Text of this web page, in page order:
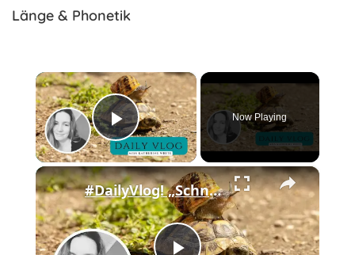
Länge & Phonetik
×
Play Video
Now Playing
×
#DailyVlog! „Schnecke und Schildkröte laufen um die Wette!“ Mein Wochenendmotto! Keine Motivation.